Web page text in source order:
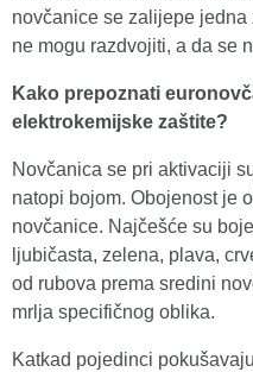
novčanice se zalijepe
ne mogu razdvojiti, a da se
Kako prepoznati
elektrokemijske zaštite?
Novčanica se pri aktivaciji
natopi bojom. Obojenost je
novčanice. Najčešće su
ljubičasta, zelena, plava,
od rubova prema sredini
mrlja specifičnog oblika.
Katkad pojedinci